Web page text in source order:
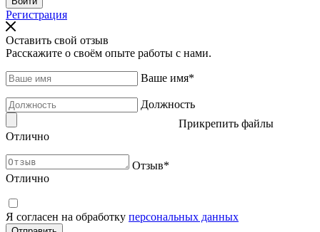
Регистрация
Оставить свой отзыв
Расскажите о своём опыте работы с нами.
Ваше имя*
Должность
Прикрепить файлы
Отлично
Отзыв*
Отлично
Я согласен на обработку персональных данных